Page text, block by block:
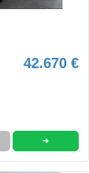
42.670 €
➜